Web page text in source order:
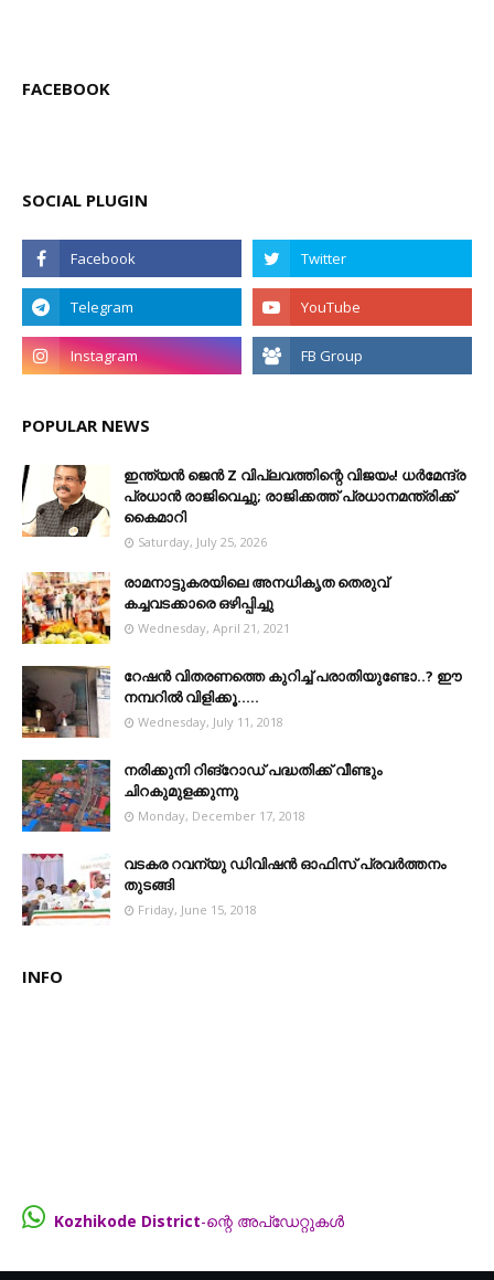
FACEBOOK
SOCIAL PLUGIN
POPULAR NEWS
ഇന്ത്യൻ ജെൻ Z വിപ്ലവത്തിന്റെ വിജയം! ധർമേന്ദ്ര
പ്രധാൻ രാജിവെച്ചു; രാജിക്കത്ത് പ്രധാനമന്ത്രിക്ക്
കൈമാറി
Saturday, July 25, 2026
രാമനാട്ടുകരയിലെ അനധികൃത തെരുവ്
കച്ചവടക്കാരെ ഒഴിപ്പിച്ചു
Wednesday, April 21, 2021
റേഷൻ വിതരണത്തെ കുറിച്ച് പരാതിയുണ്ടോ..? ഈ
നമ്പറില്‍ വിളിക്കൂ.....
Wednesday, July 11, 2018
നരിക്കുനി റിങ്റോഡ് പദ്ധതിക്ക് വീണ്ടും
ചിറകുമുളക്കുന്നു
Monday, December 17, 2018
വടകര റവന്യു ഡിവിഷൻ ഓഫിസ് പ്രവർത്തനം
തുടങ്ങി
Friday, June 15, 2018
INFO
Kozhikode District -ന്റെ അപ്ഡേറ്റുകൾ